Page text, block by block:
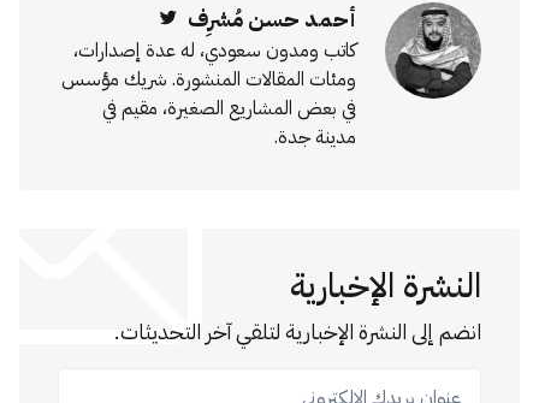
أحمد حسن مُشرِف
كاتب ومدون سعودي، له عدة إصدارات،
ومئات المقالات المنشورة. شريك مؤسس
في بعض المشاريع الصغيرة، مقيم في
مدينة جدة.
النشرة الإخبارية
انضم إلى النشرة الإخبارية لتلقي آخر التحديثات.
عنوان بريدك الإلكتروني